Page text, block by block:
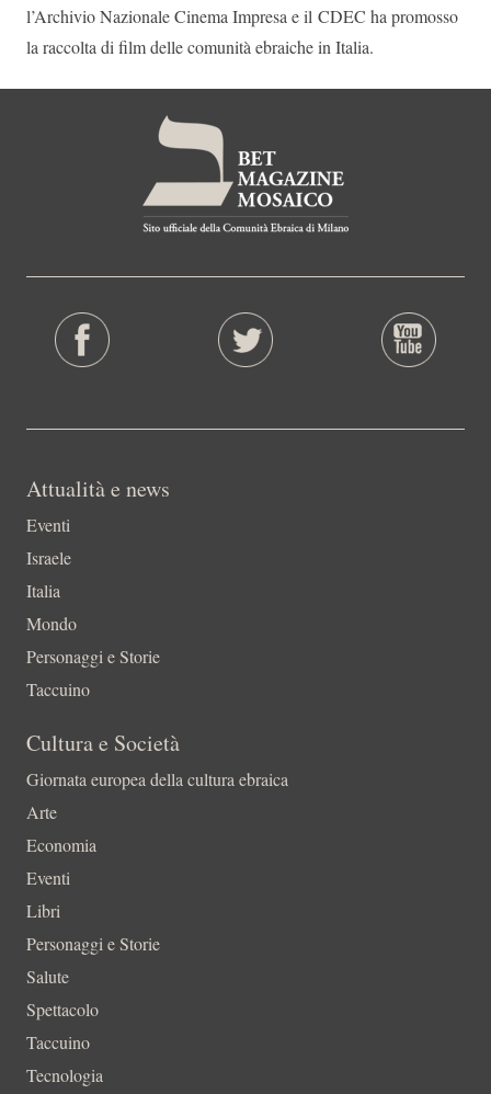
l’Archivio Nazionale Cinema Impresa e il CDEC ha promosso
la raccolta di film delle comunità ebraiche in Italia.
Attualità e news
Eventi
Israele
Italia
Mondo
Personaggi e Storie
Taccuino
Cultura e Società
Giornata europea della cultura ebraica
Arte
Economia
Eventi
Libri
Personaggi e Storie
Salute
Spettacolo
Taccuino
Tecnologia